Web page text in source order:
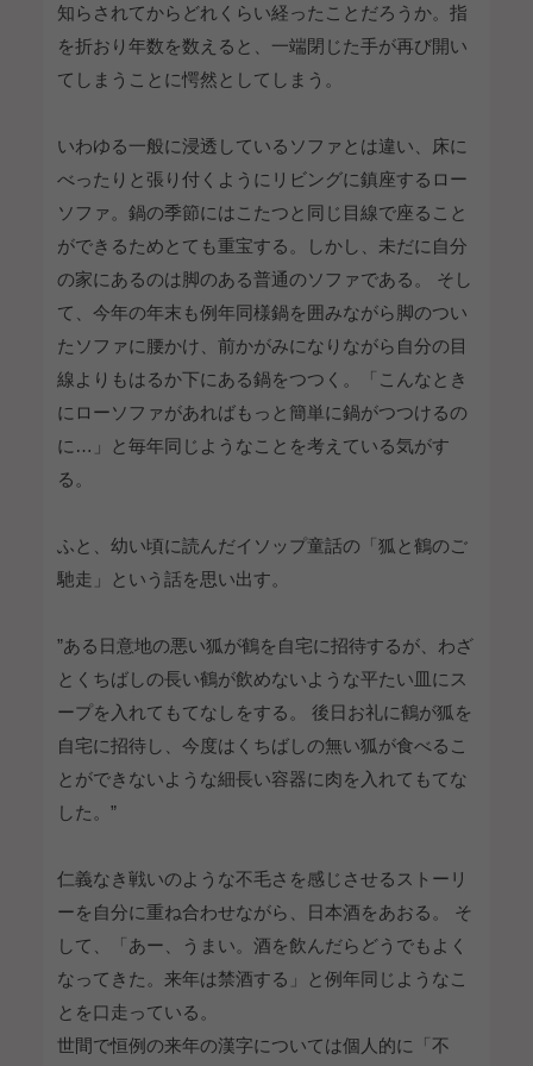
知らされてからどれくらい経ったことだろうか。指
を折おり年数を数えると、一端閉じた手が再び開い
てしまうことに愕然としてしまう。
いわゆる一般に浸透しているソファとは違い、床に
べったりと張り付くようにリビングに鎮座するロー
ソファ。鍋の季節にはこたつと同じ目線で座ること
ができるためとても重宝する。しかし、未だに自分
の家にあるのは脚のある普通のソファである。 そし
て、今年の年末も例年同様鍋を囲みながら脚のつい
たソファに腰かけ、前かがみになりながら自分の目
線よりもはるか下にある鍋をつつく。「こんなとき
にローソファがあればもっと簡単に鍋がつつけるの
に…」と毎年同じようなことを考えている気がす
る。
ふと、幼い頃に読んだイソップ童話の「狐と鶴のご
馳走」という話を思い出す。
”ある日意地の悪い狐が鶴を自宅に招待するが、わざ
とくちばしの長い鶴が飲めないような平たい皿にス
ープを入れてもてなしをする。 後日お礼に鶴が狐を
自宅に招待し、今度はくちばしの無い狐が食べるこ
とができないような細長い容器に肉を入れてもてな
した。”
仁義なき戦いのような不毛さを感じさせるストーリ
ーを自分に重ね合わせながら、日本酒をあおる。 そ
して、「あー、うまい。酒を飲んだらどうでもよく
なってきた。来年は禁酒する」と例年同じようなこ
とを口走っている。
世間で恒例の来年の漢字については個人的に「不